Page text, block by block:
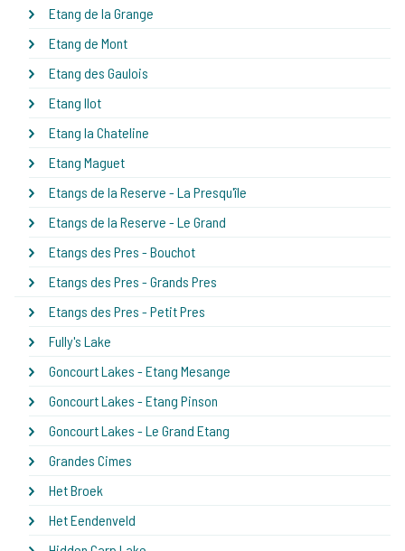
Etang de la Grange
Etang de Mont
Etang des Gaulois
Etang Ilot
Etang la Chateline
Etang Maguet
Etangs de la Reserve - La Presqu'île
Etangs de la Reserve - Le Grand
Etangs des Pres - Bouchot
Etangs des Pres - Grands Pres
Etangs des Pres - Petit Pres
Fully's Lake
Goncourt Lakes - Etang Mesange
Goncourt Lakes - Etang Pinson
Goncourt Lakes - Le Grand Etang
Grandes Cimes
Het Broek
Het Eendenveld